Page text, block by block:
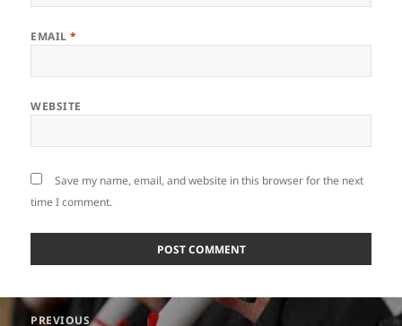
EMAIL*
WEBSITE
Save my name, email, and website in this browser for the next
time I comment.
Post
PREVIOUS